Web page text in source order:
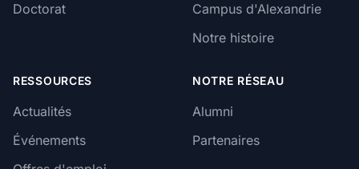
Doctorat
Campus d'Alexandrie
Notre histoire
RESSOURCES
Actualités
Événements
NOTRE RÉSEAU
Alumni
Partenaires